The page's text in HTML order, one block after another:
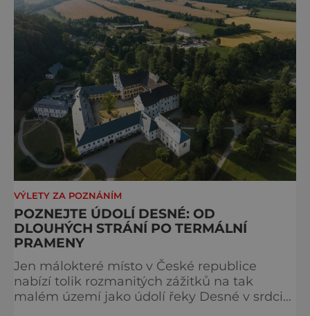
VÝLETY ZA POZNÁNÍM
POZNEJTE ÚDOLÍ DESNÉ: OD
DLOUHÝCH STRÁNÍ PO TERMÁLNÍ
PRAMENY
Jen málokteré místo v České republice
nabízí tolik rozmanitých zážitků na tak
malém území jako údolí řeky Desné v srdci